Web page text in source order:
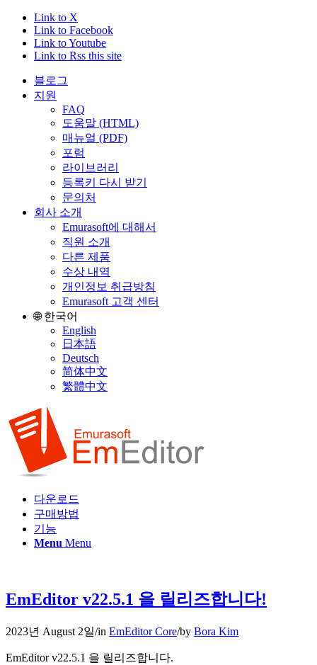
Link to X
Link to Facebook
Link to Youtube
Link to Rss this site
블로그
지원
FAQ
도움말 (HTML)
매뉴얼 (PDF)
포럼
라이브러리
등록키 다시 받기
문의처
회사 소개
Emurasoft에 대해서
직원 소개
다른 제품
수상 내역
개인정보 취급방침
Emurasoft 고객 센터
🌐 한국어
English
日本語
Deutsch
简体中文
繁體中文
다운로드
구매방법
기능
Menu Menu
EmEditor v22.5.1 을 릴리즈합니다!
2023년 August 2일/in EmEditor Core/by Bora Kim
EmEditor v22.5.1 을 릴리즈합니다.